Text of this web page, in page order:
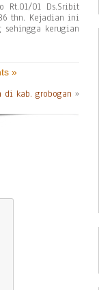
Rt.01/01 Ds.Sribit
thn. Kejadian ini
kerugian
»
di kab. grobogan »